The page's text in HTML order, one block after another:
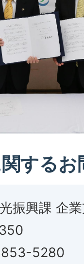
する
振興課 企
853-5280